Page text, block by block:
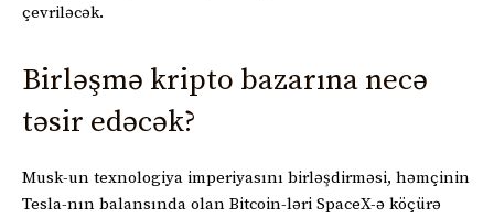
çevriləcək.
Birləşmə kripto bazarına necə
təsir edəcək?
Musk-un texnologiya imperiyasını birləşdirməsi, həmçinin
Tesla-nın balansında olan Bitcoin-ləri SpaceX-ə köçürə